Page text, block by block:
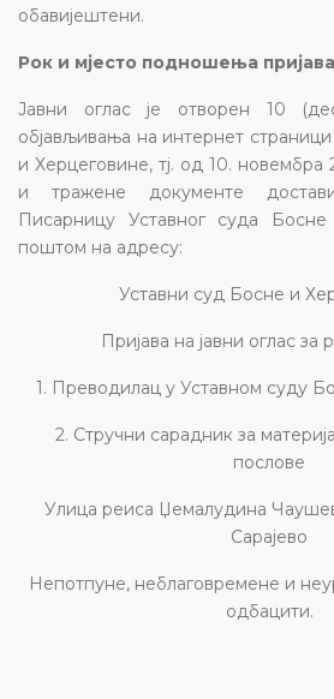
обавијештени.
Рок и мјесто подношења
Јавни оглас је отворен 10
објављивања на интернет
и Херцеговине, тј. од 10. новембра
и тражене документе
Писарницу Уставног суда
поштом на адресу:
Уставни суд Босне и
Пријава на јавни оглас за
1. Преводилац у Уставном суду
2. Стручни сарадник за
послове
Улица реиса Џемалудина
Сарајево
Непотпуне, неблаговремене и
одбацити.